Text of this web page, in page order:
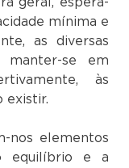
mínima e
as diversas
manter-se em
às
existir.
nos elementos
equilíbrio e a